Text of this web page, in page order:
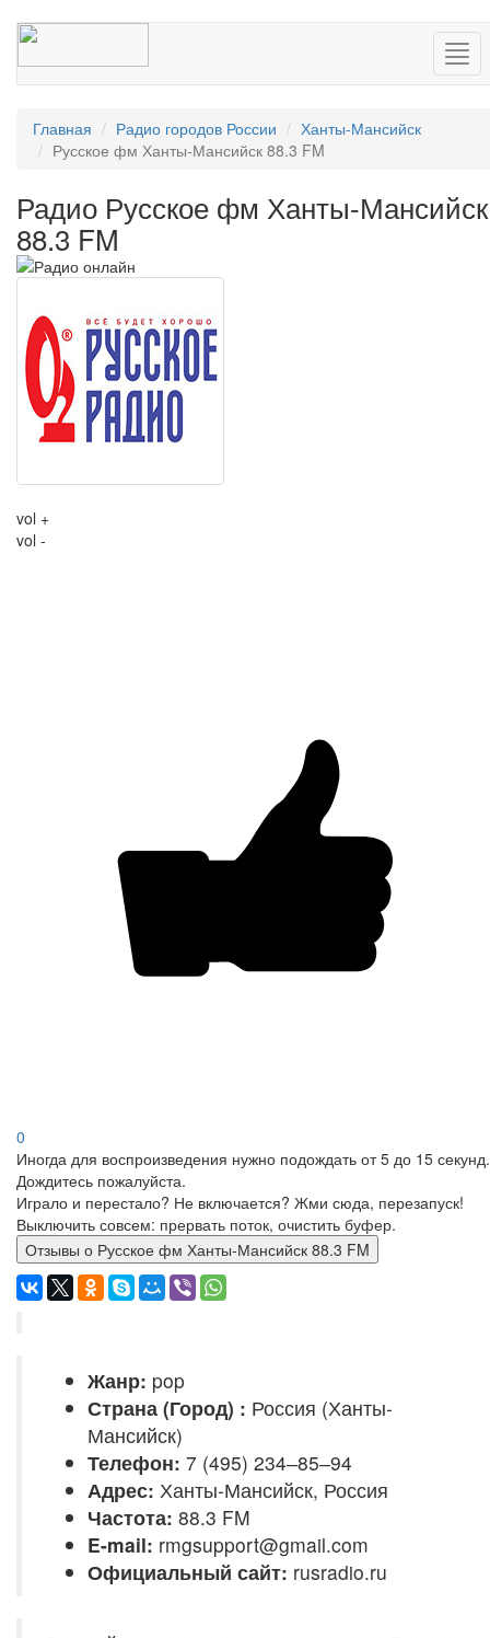
Главная Радио городов России
Ханты-Мансийск
Русское фм Ханты-Мансийск 88.3 FM
Радио Русское фм Ханты-Мансийск
88.3 FM
vol +
vol -
0
Иногда для воспроизведения нужно подождать от 5 до 15 секунд.
Дождитесь пожалуйста.
Играло и перестало? Не включается? Жми сюда, перезапуск!
Выключить совсем: прервать поток, очистить буфер.
Отзывы о Русское фм Ханты-Мансийск 88.3 FM
Жанр: pop
Страна (Город) : Россия (Ханты-
Мансийск)
Телефон: 7 (495) 234‒85‒94
Адрес: Ханты-Мансийск, Россия
Частота: 88.3 FM
E-mail: rmgsupport@gmail.com
Официальный сайт: rusradio.ru